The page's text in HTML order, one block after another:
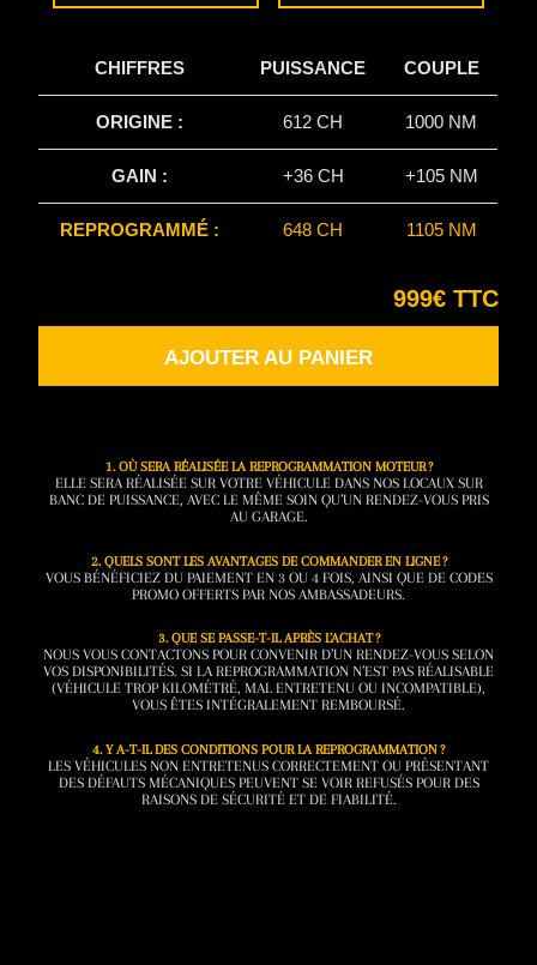
CHIFFRES PUISSANCE COUPLE
ORIGINE : 612 CH 1000 NM
GAIN : +36 CH +105 NM
REPROGRAMMÉ : 648 CH 1105 NM
999€ TTC
AJOUTER AU PANIER
1. OÙ SERA RÉALISÉE LA REPROGRAMMATION MOTEUR ?
ELLE SERA RÉALISÉE SUR VOTRE VÉHICULE DANS NOS LOCAUX SUR
BANC DE PUISSANCE, AVEC LE MÊME SOIN QU’UN RENDEZ-VOUS PRIS
AU GARAGE.
2. QUELS SONT LES AVANTAGES DE COMMANDER EN LIGNE ?
VOUS BÉNÉFICIEZ DU PAIEMENT EN 3 OU 4 FOIS, AINSI QUE DE CODES
PROMO OFFERTS PAR NOS AMBASSADEURS.
3. QUE SE PASSE-T-IL APRÈS L’ACHAT ?
NOUS VOUS CONTACTONS POUR CONVENIR D’UN RENDEZ-VOUS SELON
VOS DISPONIBILITÉS. SI LA REPROGRAMMATION N’EST PAS RÉALISABLE
(VÉHICULE TROP KILOMÉTRÉ, MAL ENTRETENU OU INCOMPATIBLE),
VOUS ÊTES INTÉGRALEMENT REMBOURSÉ.
4. Y A-T-IL DES CONDITIONS POUR LA REPROGRAMMATION ?
LES VÉHICULES NON ENTRETENUS CORRECTEMENT OU PRÉSENTANT
DES DÉFAUTS MÉCANIQUES PEUVENT SE VOIR REFUSÉS POUR DES
RAISONS DE SÉCURITÉ ET DE FIABILITÉ.